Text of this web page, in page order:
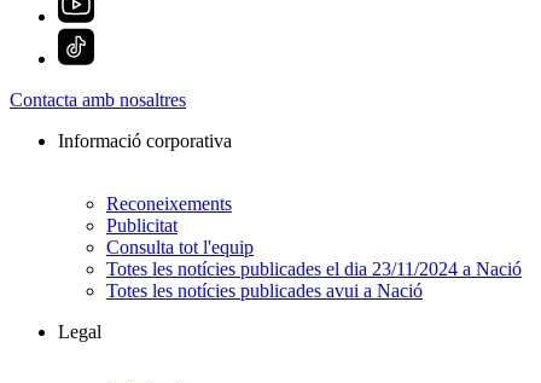
Contacta amb nosaltres
Informació corporativa
Reconeixements
Publicitat
Consulta tot l'equip
Totes les notícies publicades el dia 23/11/2024 a Nació
Totes les notícies publicades avui a Nació
Legal